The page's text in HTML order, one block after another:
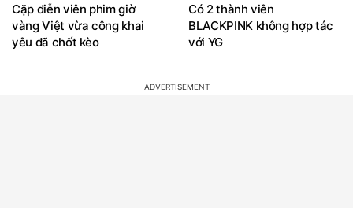
Cặp diễn viên phim giờ
vàng Việt vừa công khai
yêu đã chốt kèo
Có 2 thành viên
BLACKPINK không hợp tác
với YG